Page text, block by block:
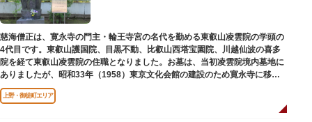
慈海僧正は、寛永寺の門主・輪王寺宮の名代を勤める東叡山凌雲院の学頭の
4代目です。東叡山護国院、目黒不動、比叡山西塔宝園院、川越仙波の喜多
院を経て東叡山凌雲院の住職となりました。お墓は、当初凌雲院境内墓地に
ありましたが、昭和33年（1958）東京文化会館の建設のため寛永寺に移築
されました。
上野・御徒町エリア